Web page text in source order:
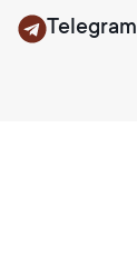
Telegram